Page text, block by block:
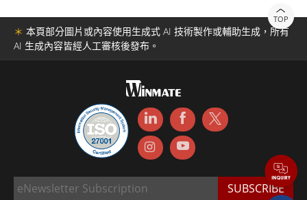
TOP
＊ 本頁部分圖片或內容使用生成式 AI 技術製作或輔助生成，所有
AI 生成內容皆經人工審核後發布。